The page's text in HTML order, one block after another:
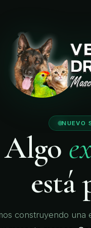
NUEVO
Algo
está
construyendo una